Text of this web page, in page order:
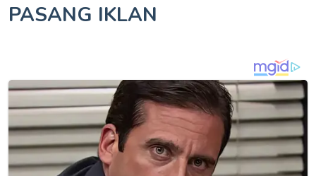
PASANG IKLAN